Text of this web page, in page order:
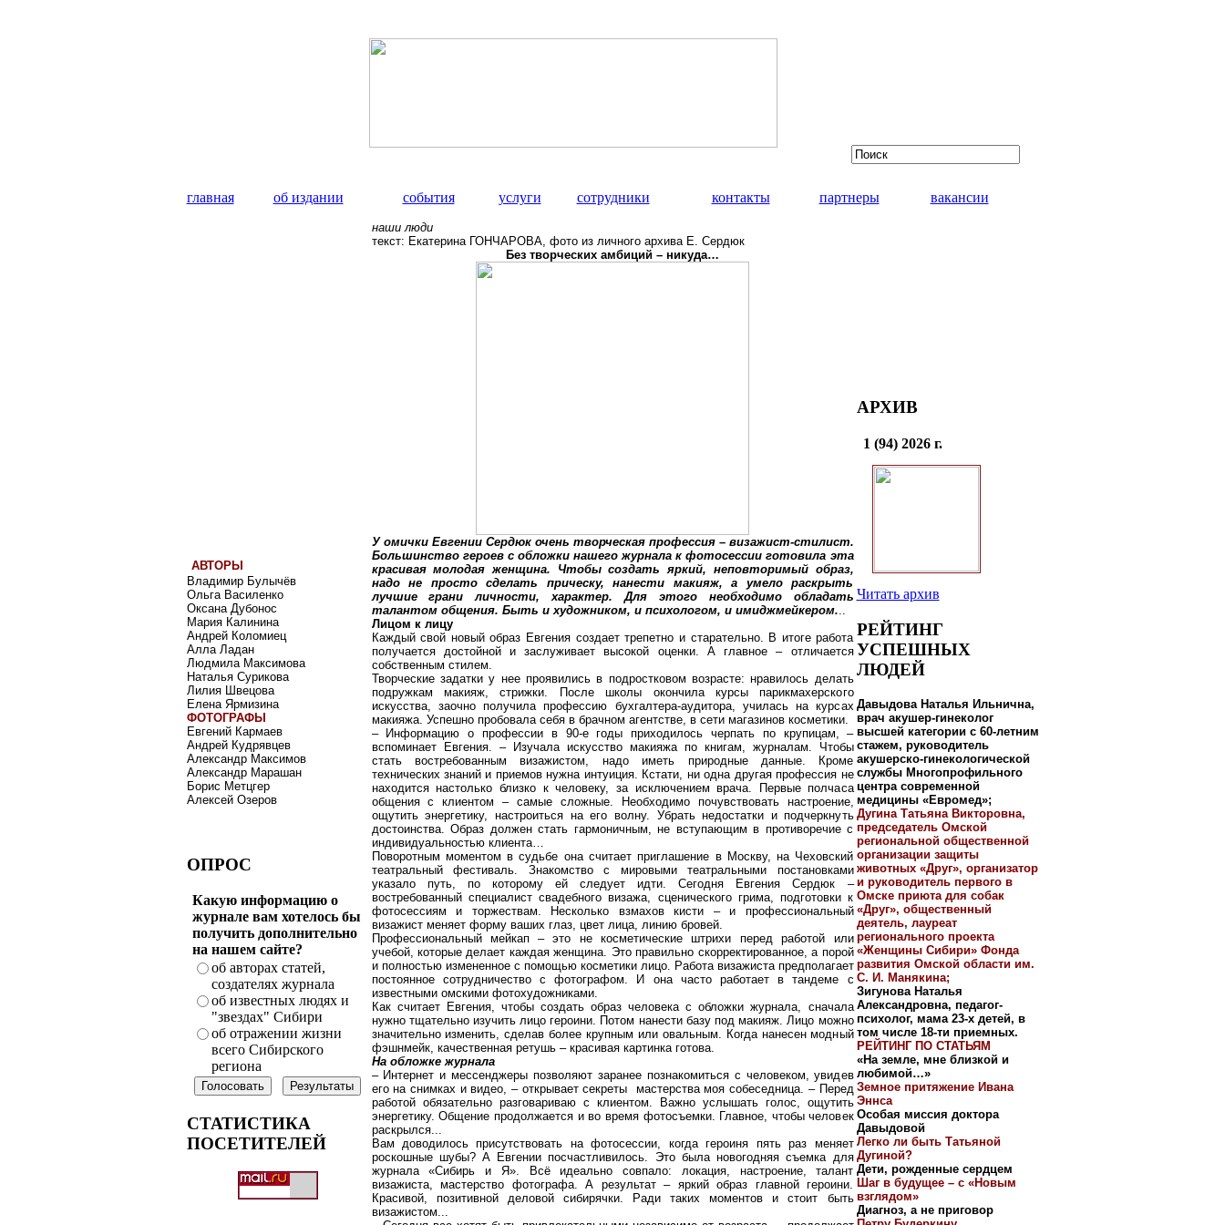
главная об издании события услуги сотрудники контакты партнеры вакансии
АВТОРЫ
Владимир Булычёв
Ольга Василенко
Оксана Дубонос
Мария Калинина
Андрей Коломиец
Алла Ладан
Людмила Максимова
Наталья Сурикова
Лилия Швецова
Елена Ярмизина
ФОТОГРАФЫ
Евгений Кармаев
Андрей Кудрявцев
Александр Максимов
Александр Марашан
Борис Метцгер
Алексей Озеров
ОПРОС
Какую информацию о
журнале вам хотелось бы
получить дополнительно
на нашем сайте?
об авторах статей,
создателях журнала
об известных людях и
"звездах" Сибири
об отражении жизни
всего Сибирского
региона
СТАТИСТИКА
ПОСЕТИТЕЛЕЙ
наши люди
текст: Екатерина ГОНЧАРОВА, фото из личного архива Е. Сердюк
Без творческих амбиций – никуда…
У омички Евгении Сердюк очень творческая профессия – визажист-стилист.
Большинство героев с обложки нашего журнала к фотосессии готовила эта
красивая молодая женщина. Чтобы создать яркий, неповторимый образ,
надо не просто сделать прическу, нанести макияж, а умело раскрыть
лучшие грани личности, характер. Для этого необходимо обладать
талантом общения. Быть и художником, и психологом, и имиджмейкером...
Лицом к лицу
Каждый свой новый образ Евгения создает трепетно и старательно. В итоге работа
получается достойной и заслуживает высокой оценки. А главное – отличается
собственным стилем.
Творческие задатки у нее проявились в подростковом возрасте: нравилось делать
подружкам макияж, стрижки. После школы окончила курсы парикмахерского
искусства, заочно получила профессию бухгалтера-аудитора, училась на курсах
макияжа. Успешно пробовала себя в брачном агентстве, в сети магазинов косметики.
– Информацию о профессии в 90-е годы приходилось черпать по крупицам, –
вспоминает Евгения. – Изучала искусство макияжа по книгам, журналам. Чтобы
стать востребованным визажистом, надо иметь природные данные. Кроме
технических знаний и приемов нужна интуиция. Кстати, ни одна другая профессия не
находится настолько близко к человеку, за исключением врача. Первые полчаса
общения с клиентом – самые сложные. Необходимо почувствовать настроение,
ощутить энергетику, настроиться на его волну. Убрать недостатки и подчеркнуть
достоинства. Образ должен стать гармоничным, не вступающим в противоречие с
индивидуальностью клиента…
Поворотным моментом в судьбе она считает приглашение в Москву, на Чеховский
театральный фестиваль. Знакомство с мировыми театральными постановками
указало путь, по которому ей следует идти. Сегодня Евгения Сердюк –
востребованный специалист свадебного визажа, сценического грима, подготовки к
фотосессиям и торжествам. Несколько взмахов кисти – и профессиональный
визажист меняет форму ваших глаз, цвет лица, линию бровей.
Профессиональный мейкап – это не косметические штрихи перед работой или
учебой, которые делает каждая женщина. Это правильно скорректированное, а порой
и полностью измененное с помощью косметики лицо. Работа визажиста предполагает
постоянное сотрудничество с фотографом. И она часто работает в тандеме с
известными омскими фотохудожниками.
Как считает Евгения, чтобы создать образ человека с обложки журнала, сначала
нужно тщательно изучить лицо героини. Потом нанести базу под макияж. Лицо можно
значительно изменить, сделав более крупным или овальным. Когда нанесен модный
фэшнмейк, качественная ретушь – красивая картинка готова.
На обложке журнала
– Интернет и мессенджеры позволяют заранее познакомиться с человеком, увидев
его на снимках и видео, – открывает секреты
мастерства моя собеседница. – Перед
работой обязательно разговариваю с клиентом. Важно услышать голос, ощутить
энергетику. Общение продолжается и во время фотосъемки. Главное, чтобы человек
раскрылся...
Вам доводилось присутствовать на фотосессии, когда героиня пять раз меняет
роскошные шубы? А Евгении посчастливилось. Это была новогодняя съемка для
журнала «Сибирь и Я». Всё идеально совпало: локация, настроение, талант
визажиста, мастерство фотографа. А результат – яркий образ главной героини.
Красивой, позитивной деловой сибирячки. Ради таких моментов и стоит быть
визажистом...
АРХИВ
1 (94) 2026 г.
Читать архив
РЕЙТИНГ
УСПЕШНЫХ
ЛЮДЕЙ
Давыдова Наталья Ильнична,
врач акушер-гинеколог
высшей категории с 60-летним
стажем, руководитель
акушерско-гинекологической
службы Многопрофильного
центра современной
медицины «Евромед»;
Дугина Татьяна Викторовна,
председатель Омской
региональной общественной
организации защиты
животных «Друг», организатор
и руководитель первого в
Омске приюта для собак
«Друг», общественный
деятель, лауреат
регионального проекта
«Женщины Сибири» Фонда
развития Омской области им.
С. И. Манякина;
Зигунова Наталья
Александровна, педагог-
психолог, мама 23-х детей, в
том числе 18-ти приемных.
РЕЙТИНГ ПО СТАТЬЯМ
«На земле, мне близкой и
любимой…»
Земное притяжение Ивана
Эннса
Особая миссия доктора
Давыдовой
Легко ли быть Татьяной
Дугиной?
Дети, рожденные сердцем
Шаг в будущее – с «Новым
взглядом»
Диагноз, а не приговор